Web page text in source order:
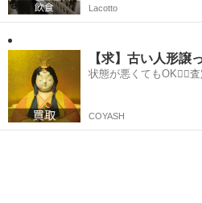
Lacotto
【求】古い人形譲
状態が悪くてもOK🙆‍♀️
COYASH